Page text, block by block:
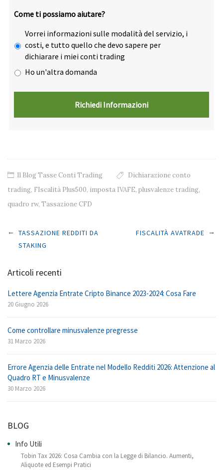
Come ti possiamo aiutare?
Vorrei informazioni sulle modalità del servizio, i
costi, e tutto quello che devo sapere per
dichiarare i miei conti trading
Ho un'altra domanda
Il Blog Tasse Conti Trading
Dichiarazione conto
trading, FIscalità Plus500, imposta IVAFE, plusvalenze trading,
quadro rw, Tassazione CFD
Post navigation
← TASSAZIONE REDDITI DA
STAKING
FISCALITÀ AVATRADE →
Articoli recenti
Lettere Agenzia Entrate Cripto Binance 2023-2024: Cosa Fare
20 Giugno 2026
Come controllare minusvalenze pregresse
31 Marzo 2026
Errore Agenzia delle Entrate nel Modello Redditi 2026: Attenzione al
Quadro RT e Minusvalenze
30 Marzo 2026
BLOG
Info Utili
Tobin Tax 2026: Cosa Cambia con la Legge di Bilancio. Aumenti,
Aliquote ed Esempi Pratici